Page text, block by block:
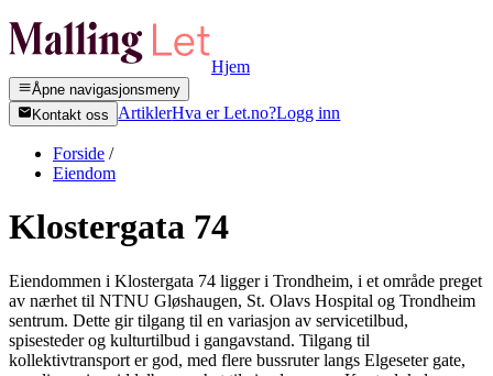
Hjem
Åpne navigasjonsmeny
Kontakt oss
ArtiklerHva er Let.no?Logg inn
Forside /
Eiendom
Klostergata 74
Eiendommen i Klostergata 74 ligger i Trondheim, i et område preget
av nærhet til NTNU Gløshaugen, St. Olavs Hospital og Trondheim
sentrum. Dette gir tilgang til en variasjon av servicetilbud,
spisesteder og kulturtilbud i gangavstand. Tilgang til
kollektivtransport er god, med flere bussruter langs Elgeseter gate,